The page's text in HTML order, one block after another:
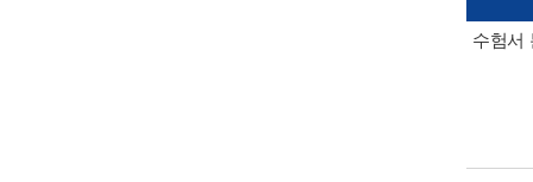
수험서